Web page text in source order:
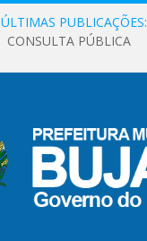
ÚLTIMAS PUBLICAÇÕES:
CONSULTA PÚBLICA